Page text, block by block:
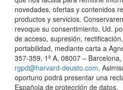
novedades, ofertas y contenidos
productos y servicios.
revoque su consentimiento. Ud.
de acceso, supresión,
portabilidad, mediante carta a
357-359, 1º A, 08007 –
rgpd@harvard-deusto.com.
oportuno podrá presentar una
Española de protección de datos.